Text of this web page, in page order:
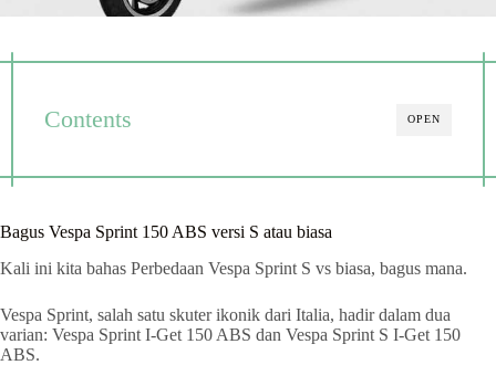
OPEN
Contents
Bagus Vespa Sprint 150 ABS versi S atau biasa
Kali ini kita bahas Perbedaan Vespa Sprint S vs biasa, bagus mana.
Vespa Sprint, salah satu skuter ikonik dari Italia, hadir dalam dua
varian: Vespa Sprint I-Get 150 ABS dan Vespa Sprint S I-Get 150
ABS.